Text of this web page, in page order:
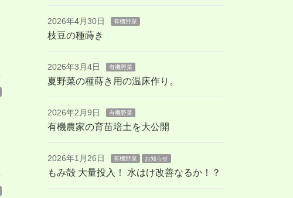
2026年4月30日 有機野菜
枝豆の種蒔き
2026年3月4日 有機野菜
夏野菜の種蒔き用の温床作り。
2026年2月9日 有機野菜
有機農家の育苗培土を大公開
2026年1月26日 有機野菜 お知らせ
もみ殻 大量投入！ 水はけ改善なるか！？